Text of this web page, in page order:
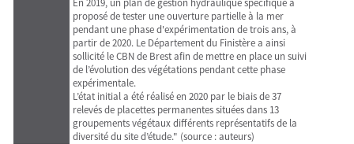
En 2019, un plan de gestion hydraulique spécifique a
proposé de tester une ouverture partielle à la mer
pendant une phase d'expérimentation de trois ans, à
partir de 2020. Le Département du Finistère a ainsi
sollicité le CBN de Brest afin de mettre en place un suivi
de l’évolution des végétations pendant cette phase
expérimentale.
L’état initial a été réalisé en 2020 par le biais de 37
relevés de placettes permanentes situées dans 13
groupements végétaux différents représentatifs de la
diversité du site d’étude." (source : auteurs)